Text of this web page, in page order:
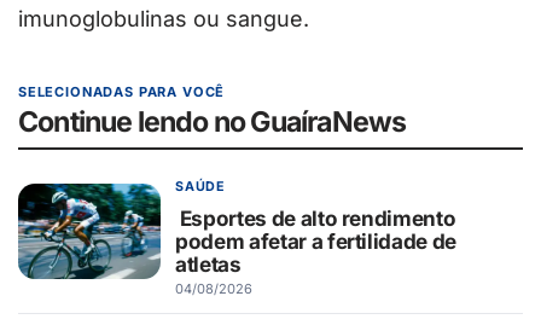
imunoglobulinas ou sangue.
SELECIONADAS PARA VOCÊ
Continue lendo no GuaíraNews
SAÚDE
Esportes de alto rendimento
podem afetar a fertilidade de
atletas
04/08/2026